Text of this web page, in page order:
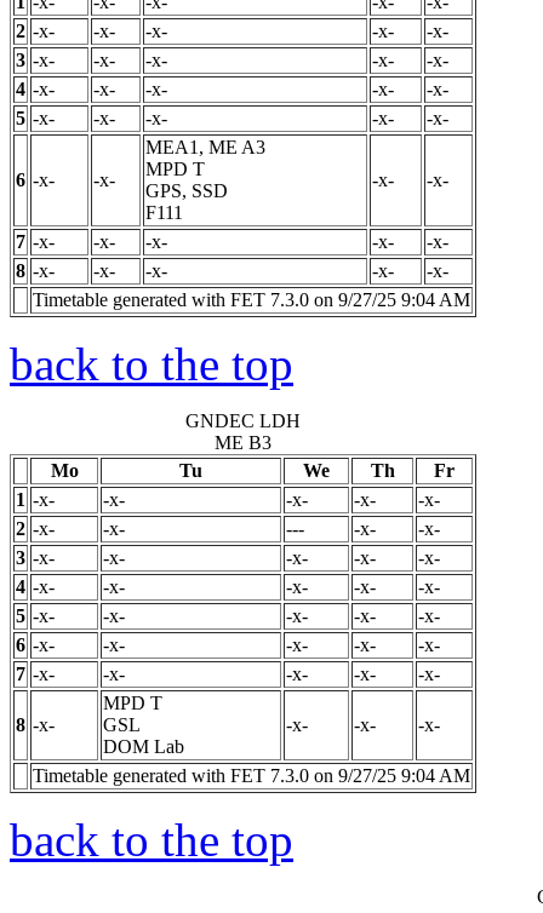
2 -x- -x- -x- -x-
-x-
3 -x- -x- -x- -x-
-x-
4 -x- -x- -x- -x-
-x-
5 -x- -x- -x- -x- -x-
6 -x- -x-
MEA1, ME A3
MPD T
GPS, SSD
F111
-x- -x-
7 -x- -x- -x- -x-
-x-
8 -x- -x- -x- -x-
-x-
Timetable generated with FET 7.3.0 on 9/27/25 9:04 AM
back to the top
GNDEC LDH
ME B3
Mo
Tu We Th
Fr
1 -x- -x- -x- -x-
-x-
2 -x- -x- --- -x-
-x-
3 -x- -x- -x- -x-
-x-
4 -x- -x- -x- -x-
-x-
5 -x- -x- -x- -x-
-x-
6 -x- -x- -x- -x-
-x-
7 -x- -x- -x- -x- -x-
8 -x-
MPD T
GSL
DOM Lab
-x- -x- -x-
Timetable generated with FET 7.3.0 on 9/27/25 9:04 AM
back to the top